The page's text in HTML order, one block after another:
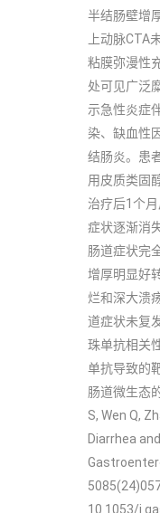
半结肠壁增
上动脉CTA
粘膜弥漫性
处可见广泛
示急性炎症
染、缺血性
结肠炎。患
用皮质类固
治疗后1个
症状逐渐消
肠道症状完
增厚明显好
烂和深大溃
道症状未复
珠单抗相关
单抗导致的
肠道微生态
S, Wen Q,
Diarrhea
10.1053/